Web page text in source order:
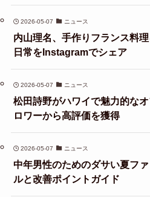
2026-05-07 ニュース
内山理名、手作りフランス料
日常をInstagramでシェア
2026-05-07 ニュース
松田詩野がハワイで魅力的な
ロワーから高評価を獲得
2026-05-07 ニュース
中年男性のためのダサい夏フ
ルと改善ポイントガイド